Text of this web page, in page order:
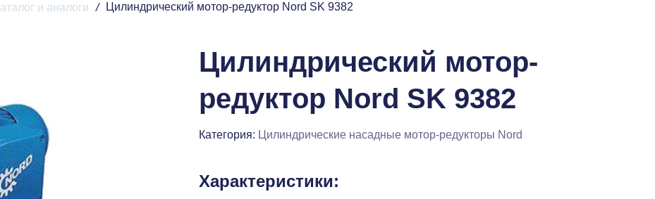
и аналоги
/ Цилиндрический мотор-редуктор Nord SK 9382
Цилиндрический мотор-
редуктор Nord SK 9382
Категория: Цилиндрические насадные мотор-редукторы Nord
Характеристики: